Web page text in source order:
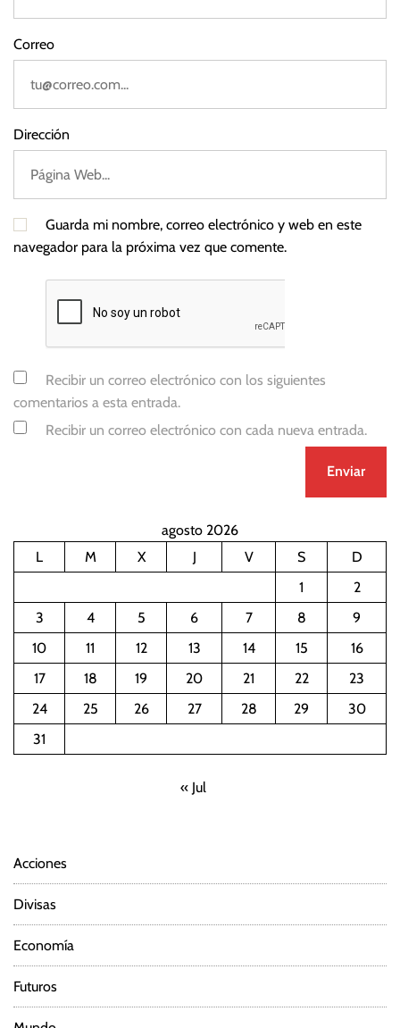
Correo
Dirección
Guarda mi nombre, correo electrónico y web en este
navegador para la próxima vez que comente.
Recibir un correo electrónico con los siguientes
comentarios a esta entrada.
Recibir un correo electrónico con cada nueva entrada.
agosto 2026
L
M X J V S
D
1
2
3
4 5 6 7 8
9
10
11 12 13 14 15
16
17
18 19 20 21 22
23
24
25 26 27 28 29
30
31
« Jul
Acciones
Divisas
Economía
Futuros